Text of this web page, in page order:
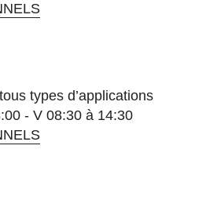
types d’applications
- V 08:30 à 14:30